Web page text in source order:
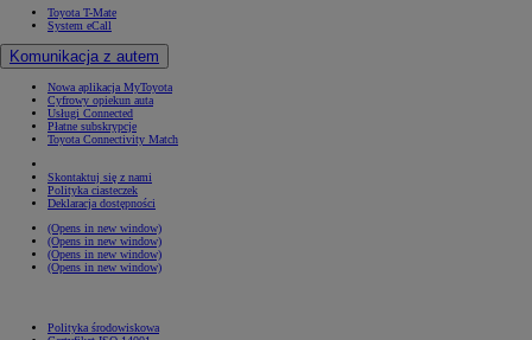
Toyota T-Mate
System eCall
Komunikacja z autem
Nowa aplikacja MyToyota
Cyfrowy opiekun auta
Usługi Connected
Płatne subskrypcje
Toyota Connectivity Match
Skontaktuj się z nami
Polityka ciasteczek
Deklaracja dostępności
(Opens in new window)
(Opens in new window)
(Opens in new window)
(Opens in new window)
Polityka środowiskowa